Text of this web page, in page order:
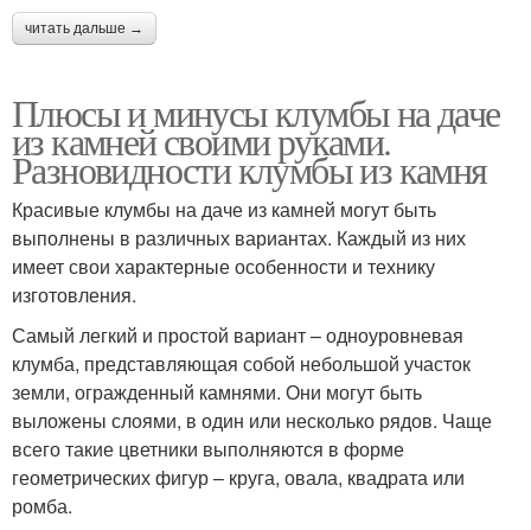
читать дальше →
Плюсы и минусы клумбы на даче
из камней своими руками.
Разновидности клумбы из камня
Красивые клумбы на даче из камней могут быть
выполнены в различных вариантах. Каждый из них
имеет свои характерные особенности и технику
изготовления.
Самый легкий и простой вариант – одноуровневая
клумба, представляющая собой небольшой участок
земли, огражденный камнями. Они могут быть
выложены слоями, в один или несколько рядов. Чаще
всего такие цветники выполняются в форме
геометрических фигур – круга, овала, квадрата или
ромба.